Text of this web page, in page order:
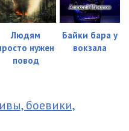
Людям
нужен
повод
Байки бара у
вокзала
боевики,